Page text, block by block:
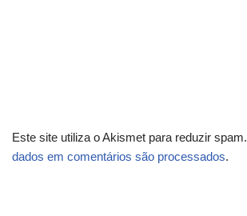
Este site utiliza o Akismet para reduzir spam.
dados em comentários são processados.